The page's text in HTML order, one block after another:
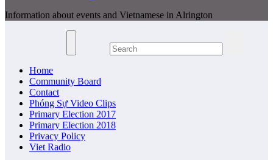
Information about events and Vietnamese in Alrington
Home
Community Board
Contact
Phóng Sự Video Clips
Primary Election 2017
Primary Election 2018
Privacy Policy
Viet Radio